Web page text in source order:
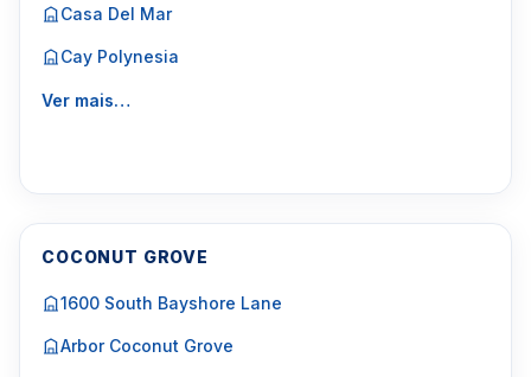
Casa Del Mar
Cay Polynesia
Ver mais…
COCONUT GROVE
1600 South Bayshore Lane
Arbor Coconut Grove